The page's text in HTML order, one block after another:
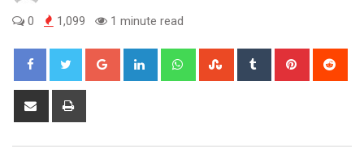
0 1,099 1 minute read
Google+ LinkedIn WhatsappStumbleUpon
Tumblr Pinterest
Share